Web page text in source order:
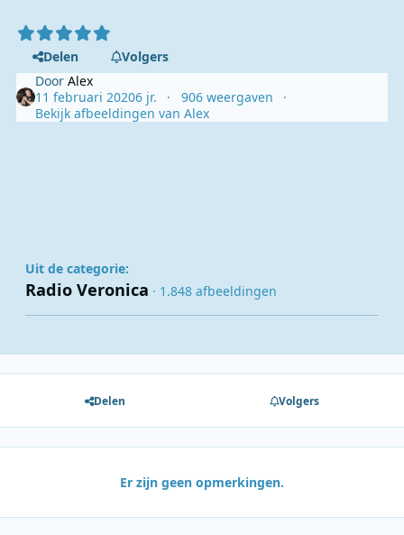
Delen
Volgers
DoorAlex
11 februari 20206 jr.
906 weergaven
Bekijk afbeeldingen van Alex
Uit de categorie:
Radio Veronica · 1.848 afbeeldingen
Delen Volgers
Er zijn geen opmerkingen.